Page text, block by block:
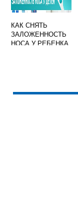
КАК СНЯТЬ
ЗАЛОЖЕННОСТЬ
НОСА У РЕБЕНКА